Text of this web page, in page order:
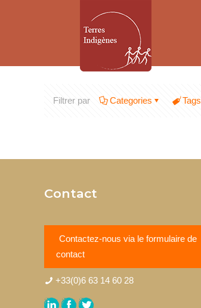
Filtrer par Categories Tags
Contact
Contactez-nous via le formulaire de
contact
+33(0)6 63 14 60 28